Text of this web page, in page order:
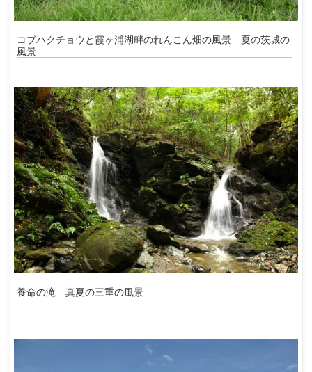
コブハクチョウと霞ヶ浦湖畔のれんこん畑の風景 夏の茨城の
風景
養命の滝 真夏の三重の風景